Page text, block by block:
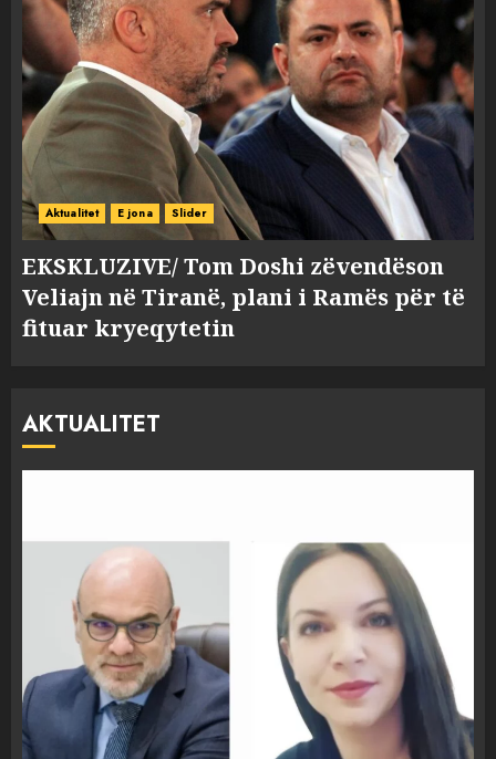
Aktualitet E jona Slider
EKSKLUZIVE/ Tom Doshi zëvendëson
Veliajn në Tiranë, plani i Ramës për të
fituar kryeqytetin
AKTUALITET